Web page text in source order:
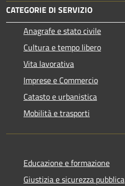
CATEGORIE DI SERVIZIO
Anagrafe e stato civile
Cultura e tempo libero
Vita lavorativa
Imprese e Commercio
Catasto e urbanistica
Mobilità e trasporti
Educazione e formazione
Giustizia e sicurezza pubblica